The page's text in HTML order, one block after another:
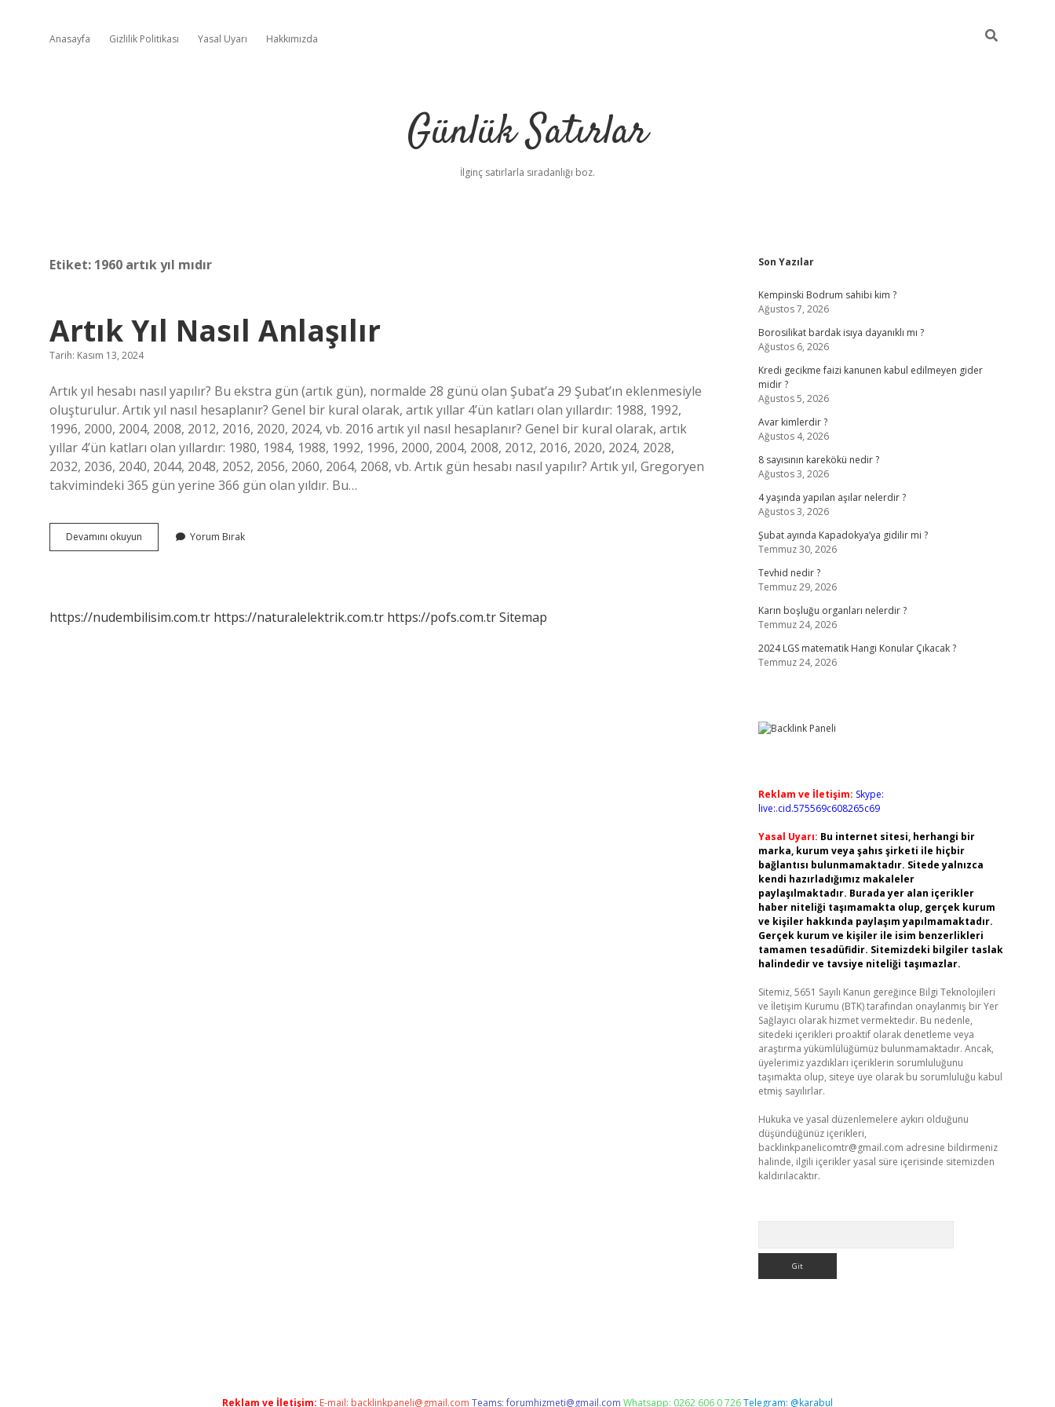
Anasayfa Gizlilik Politikası Yasal Uyarı Hakkımızda
Günlük Satırlar
İlginç satırlarla sıradanlığı boz.
Etiket: 1960 artık yıl mıdır
Artık Yıl Nasıl Anlaşılır
Tarih: Kasım 13, 2024
Artık yıl hesabı nasıl yapılır? Bu ekstra gün (artık gün), normalde 28 günü olan Şubat’a 29 Şubat’ın eklenmesiyle
oluşturulur. Artık yıl nasıl hesaplanır? Genel bir kural olarak, artık yıllar 4’ün katları olan yıllardır: 1988, 1992,
1996, 2000, 2004, 2008, 2012, 2016, 2020, 2024, vb. 2016 artık yıl nasıl hesaplanır? Genel bir kural olarak, artık
yıllar 4’ün katları olan yıllardır: 1980, 1984, 1988, 1992, 1996, 2000, 2004, 2008, 2012, 2016, 2020, 2024, 2028,
2032, 2036, 2040, 2044, 2048, 2052, 2056, 2060, 2064, 2068, vb. Artık gün hesabı nasıl yapılır? Artık yıl, Gregoryen
takvimindeki 365 gün yerine 366 gün olan yıldır. Bu…
Devamını okuyun
Yıl
Yorum Bırak
https://nudembilisim.com.tr https://naturalelektrik.com.tr https://pofs.com.trSitemap
Sidebar
Son Yazılar
Kempinski Bodrum sahibi kim ?
Ağustos 7, 2026
Borosilikat bardak isıya dayanıklı mı ?
Ağustos 6, 2026
Kredi gecikme faizi kanunen kabul edilmeyen gider
midir ?
Ağustos 5, 2026
Avar kimlerdir ?
Ağustos 4, 2026
8 sayısının karekökü nedir ?
Ağustos 3, 2026
4 yaşında yapılan aşılar nelerdir ?
Ağustos 3, 2026
Şubat ayında Kapadokya’ya gidilir mi ?
Temmuz 30, 2026
Tevhid nedir ?
Temmuz 29, 2026
Karın boşluğu organları nelerdir ?
Temmuz 24, 2026
2024 LGS matematik Hangi Konular Çıkacak ?
Temmuz 24, 2026
Reklam ve İletişim: Skype:
live:.cid.575569c608265c69
Yasal Uyarı: Bu internet sitesi, herhangi bir
marka, kurum veya şahıs şirketi ile hiçbir
bağlantısı bulunmamaktadır. Sitede yalnızca
kendi hazırladığımız makaleler
paylaşılmaktadır. Burada yer alan içerikler
haber niteliği taşımamakta olup, gerçek kurum
ve kişiler hakkında paylaşım yapılmamaktadır.
Gerçek kurum ve kişiler ile isim benzerlikleri
tamamen tesadüfidir. Sitemizdeki bilgiler taslak
halindedir ve tavsiye niteliği taşımazlar.
Sitemiz, 5651 Sayılı Kanun gereğince Bilgi Teknolojileri
ve İletişim Kurumu (BTK) tarafından onaylanmış bir Yer
Sağlayıcı olarak hizmet vermektedir. Bu nedenle,
sitedeki içerikleri proaktif olarak denetleme veya
araştırma yükümlülüğümüz bulunmamaktadır. Ancak,
üyelerimiz yazdıkları içeriklerin sorumluluğunu
taşımakta olup, siteye üye olarak bu sorumluluğu kabul
etmiş sayılırlar.
Hukuka ve yasal düzenlemelere aykırı olduğunu
düşündüğünüz içerikleri,
backlinkpanelicomtr@gmail.com adresine bildirmeniz
halinde, ilgili içerikler yasal süre içerisinde sitemizden
kaldırılacaktır.
Reklam ve İletişim: E-mail: backlinkpaneli@gmail.com Teams:forumhizmeti@gmail.com Whatsapp: 0262 606 0 726Telegram: @karabul